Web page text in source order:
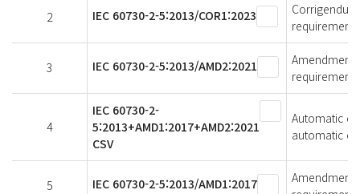
2 IEC 60730-2-5:2013/COR1:2023
3 IEC 60730-2-5:2013/AMD2:2021
Amendment
4
IEC 60730-2-
5:2013+AMD1:2017+AMD2:2021
CSV
Automatic
automatic
5 IEC 60730-2-5:2013/AMD1:2017
Amendment